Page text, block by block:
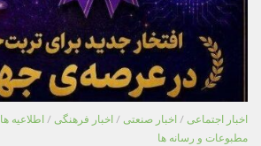
اخبار اجتماعی / اخبار صنعتی / اخبار فرهنگی / اطلاعیه ها
مطبوعات و رسانه ها